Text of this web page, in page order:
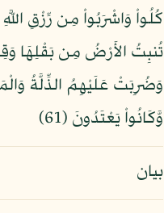
تُنبِتُ الأَرْضُ مِن بَقْلِهَا
وَضُرِبَتْ عَلَيْهِمُ الذِّلَّةُ
وَّكَانُواْ يَعْتَدُونَ (61)
بيان